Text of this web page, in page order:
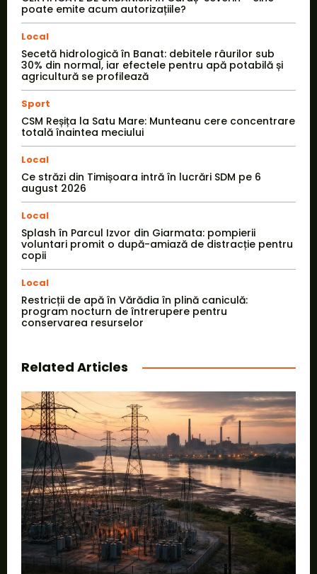
poate emite acum autorizațiile?
Local
Secetă hidrologică în Banat: debitele râurilor sub
30% din normal, iar efectele pentru apă potabilă și
agricultură se profilează
Sport
CSM Reșița la Satu Mare: Munteanu cere concentrare
totală înaintea meciului
Local
Ce străzi din Timișoara intră în lucrări SDM pe 6
august 2026
Local
Splash în Parcul Izvor din Giarmata: pompierii
voluntari promit o după-amiază de distracție pentru
copii
Local
Restricții de apă în Vărădia în plină caniculă:
program nocturn de întrerupere pentru
conservarea resurselor
Related Articles